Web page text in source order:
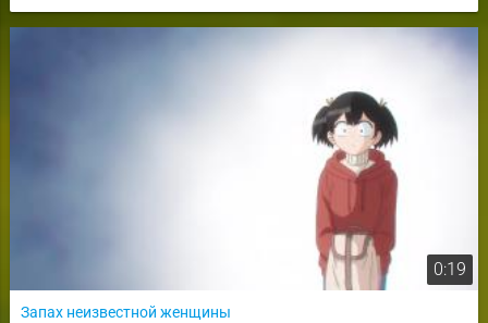
0:19
Запах неизвестной женщины